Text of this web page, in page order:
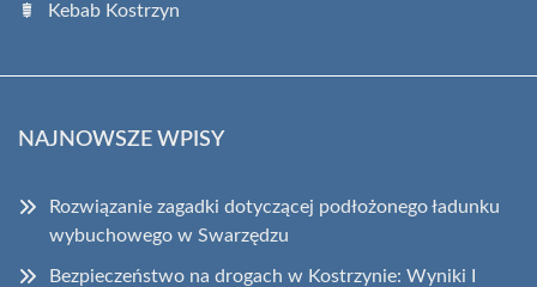
Kebab Kostrzyn
NAJNOWSZE WPISY
Rozwiązanie zagadki dotyczącej podłożonego ładunku
wybuchowego w Swarzędzu
Bezpieczeństwo na drogach w Kostrzynie: Wyniki I